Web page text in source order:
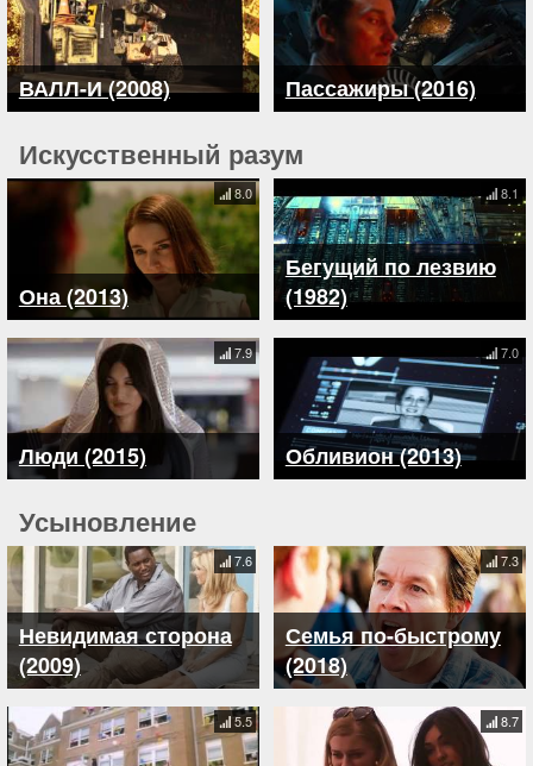
ВАЛЛ-И (2008) Пассажиры (2016)
Искусственный разум
Она (2013)
8.0
Бегущий по лезвию
(1982)
8.1
Люди (2015)
7.9
Обливион (2013)
7.0
Усыновление
Невидимая сторона
(2009)
7.6
Семья по-быстрому
(2018)
7.3
5.5 8.7